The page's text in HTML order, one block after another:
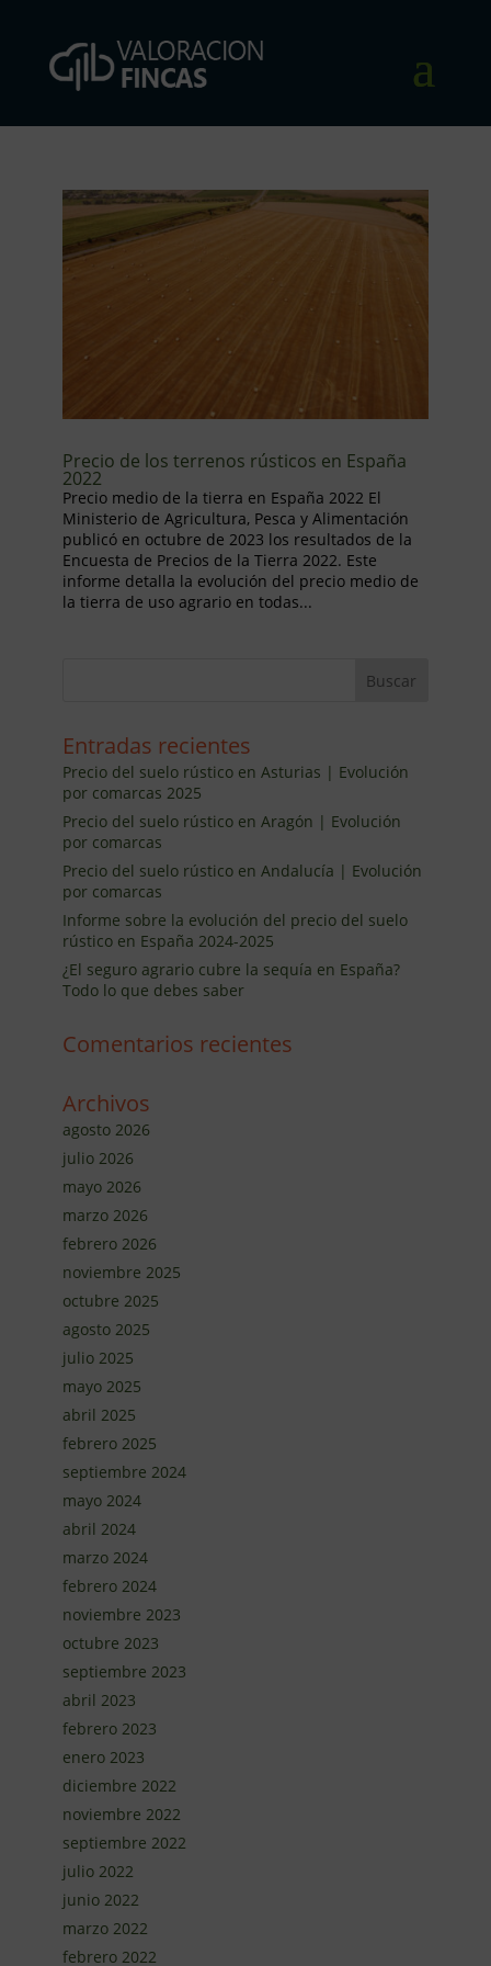
Precio de los terrenos rústicos en España
2022
Precio medio de la tierra en España 2022 El
Ministerio de Agricultura, Pesca y Alimentación
publicó en octubre de 2023 los resultados de la
Encuesta de Precios de la Tierra 2022. Este
informe detalla la evolución del precio medio de
la tierra de uso agrario en todas...
Entradas recientes
Precio del suelo rústico en Asturias | Evolución
por comarcas 2025
Precio del suelo rústico en Aragón | Evolución
por comarcas
Precio del suelo rústico en Andalucía | Evolución
por comarcas
Informe sobre la evolución del precio del suelo
rústico en España 2024-2025
¿El seguro agrario cubre la sequía en España?
Todo lo que debes saber
Comentarios recientes
Archivos
agosto 2026
julio 2026
mayo 2026
marzo 2026
febrero 2026
noviembre 2025
octubre 2025
agosto 2025
julio 2025
mayo 2025
abril 2025
febrero 2025
septiembre 2024
mayo 2024
abril 2024
marzo 2024
febrero 2024
noviembre 2023
octubre 2023
septiembre 2023
abril 2023
febrero 2023
enero 2023
diciembre 2022
noviembre 2022
septiembre 2022
julio 2022
junio 2022
marzo 2022
febrero 2022